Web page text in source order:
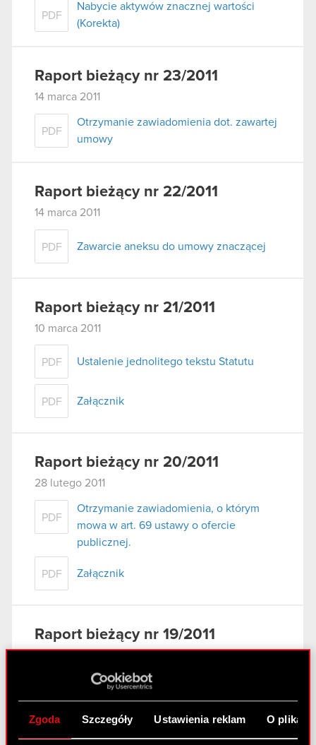
Zgoda Szczegóły Ustawienia reklam O
PDF
Nabycie aktywów znacznej wartości
(Korekta)
Raport bieżący nr 23/2011
14 marca 2011
PDF
Otrzymanie zawiadomienia dot. zawartej
umowy
Raport bieżący nr 22/2011
14 marca 2011
PDF Zawarcie aneksu do umowy znaczącej
Raport bieżący nr 21/2011
10 marca 2011
PDF Ustalenie jednolitego tekstu Statutu
PDF Załącznik
Raport bieżący nr 20/2011
28 lutego 2011
PDF
Otrzymanie zawiadomienia, o którym
mowa w art. 69 ustawy o ofercie
publicznej.
PDF Załącznik
Raport bieżący nr 19/2011
Raport bieżący nr 19/2011
Załącznik 1